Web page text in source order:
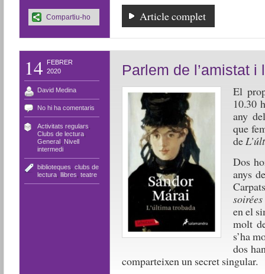
Article complet
Compartiu-ho
14
FEBRER
2020
David Medina
No hi ha comentaris
Activitats regulars
Clubs de lectura,
General, Nivell
intermedi
biblioteques clubs de
lectura, llibres teatre
Parlem de l’amistat i
El
10.30
any
que
de
Dos
anys
soirées
en el
molt
s’ha
dos
comparteixen un secret singular.